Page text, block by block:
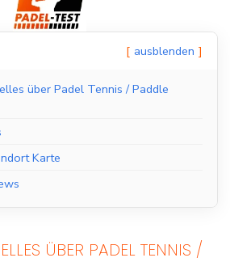
ausblenden
über Padel Tennis / Paddle
Karte
ÜBER PADEL TENNIS /